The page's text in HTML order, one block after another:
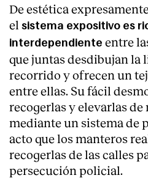
De estética
el sistema expositivo es
interdependiente entre
que juntas desdibujan la
recorrido y ofrecen un
entre ellas. Su fácil
recogerlas y elevarlas de
mediante un sistema de
acto que los manteros
recogerlas de las calles
persecución policial.